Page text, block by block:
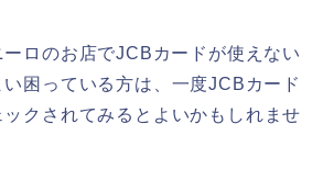
ロのお店でJCBカードが使えない
困っている方は、一度JCBカード
クされてみるとよいかもしれませ